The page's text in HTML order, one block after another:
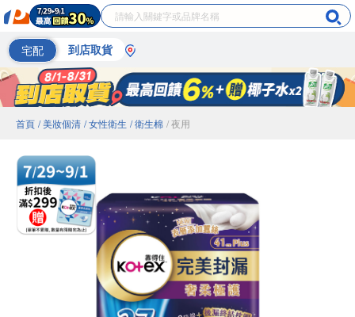
宅配 到店取貨
首頁 / 美妝個清 / 女性衛生 / 衛生棉 / 夜用